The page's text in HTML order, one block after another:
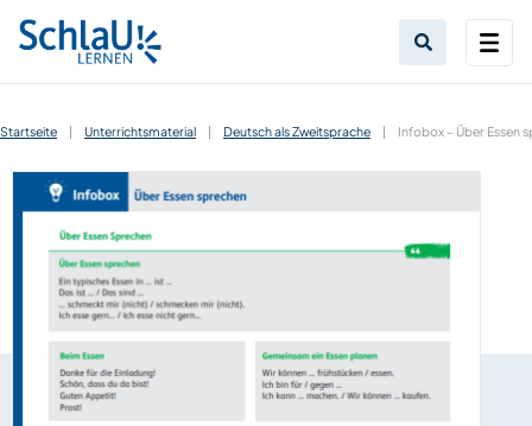
Startseite | Unterrichtsmaterial | Deutsch als Zweitsprache | Infobox – Über Essen